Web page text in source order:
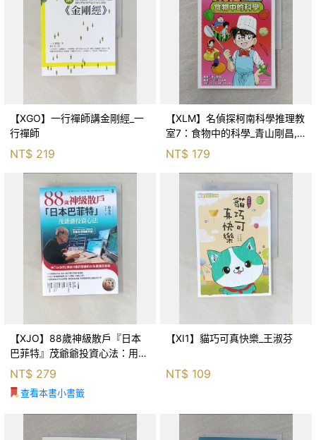
【XGO】一行禪師講金剛經_一
行禪師
NT$ 219
【XLM】名偵探柯南科學推理教
室7：食物中的科學_青山剛昌,
NT$ 179
【XJO】88歲神級散戶『日本
巴菲特』茂爺爺投資心法：用
「126法則」滾出18億円資產的
69年股海交易術_藤本茂, 賴惠
鈴
NT$ 279
查看本書小書籤
【XI1】貓巧可真快樂_王淑芬
NT$ 109